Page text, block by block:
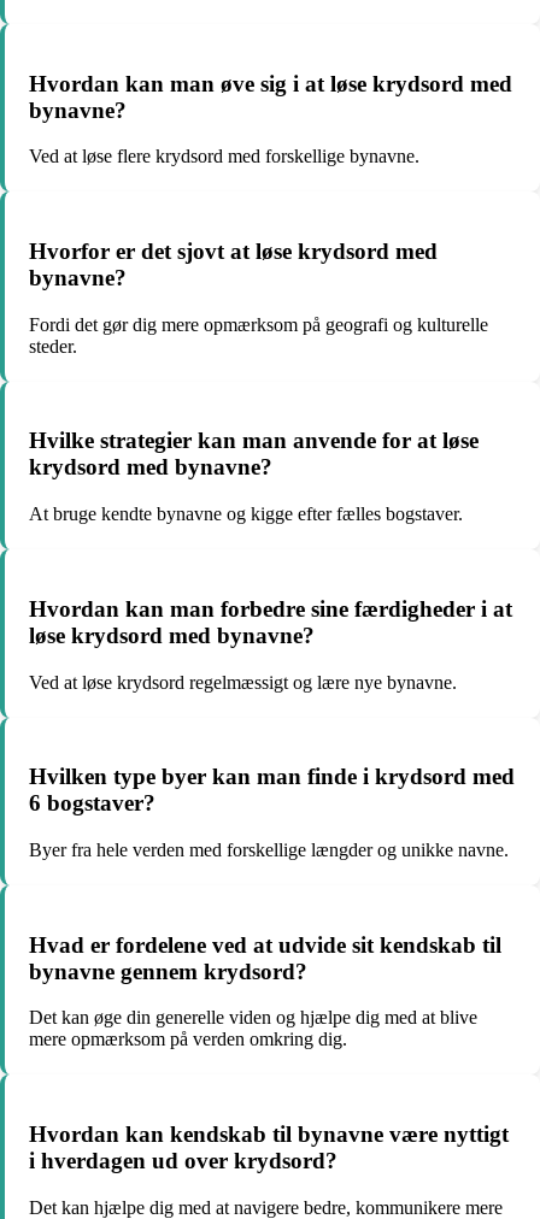
Hvordan kan man øve sig i at løse krydsord med
bynavne?
Ved at løse flere krydsord med forskellige bynavne.
Hvorfor er det sjovt at løse krydsord med
bynavne?
Fordi det gør dig mere opmærksom på geografi og kulturelle
steder.
Hvilke strategier kan man anvende for at løse
krydsord med bynavne?
At bruge kendte bynavne og kigge efter fælles bogstaver.
Hvordan kan man forbedre sine færdigheder i at
løse krydsord med bynavne?
Ved at løse krydsord regelmæssigt og lære nye bynavne.
Hvilken type byer kan man finde i krydsord med
6 bogstaver?
Byer fra hele verden med forskellige længder og unikke navne.
Hvad er fordelene ved at udvide sit kendskab til
bynavne gennem krydsord?
Det kan øge din generelle viden og hjælpe dig med at blive
mere opmærksom på verden omkring dig.
Hvordan kan kendskab til bynavne være nyttigt
i hverdagen ud over krydsord?
Det kan hjælpe dig med at navigere bedre, kommunikere mere